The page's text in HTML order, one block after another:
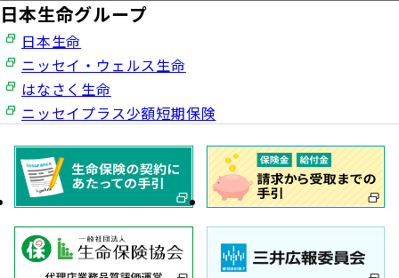
日本生命グループ
日本生命
ニッセイ・ウェルス生命
はなさく生命
ニッセイプラス少額短期保険